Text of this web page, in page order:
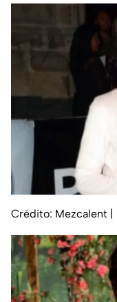
Crédito: Mezcalent |